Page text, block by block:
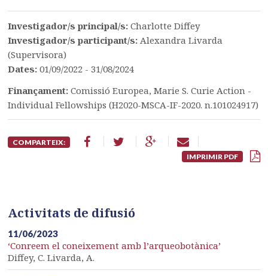
Investigador/s principal/s:Charlotte Diffey
Investigador/s participant/s:Alexandra Livarda
(Supervisora)
Dates:01/09/2022 - 31/08/2024
Finançament:Comissió Europea, Marie S. Curie Action -
Individual Fellowships (H2020-MSCA-IF-2020. n.101024917)
COMPARTEIX:
IMPRIMIR PDF
Activitats de difusió
11/06/2023
‘Conreem el coneixement amb l’arqueobotànica’
Diffey, C. Livarda, A.